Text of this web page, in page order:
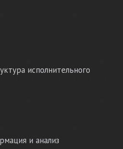
исполнительного
и анализ